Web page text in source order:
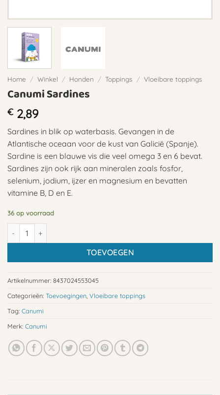
Home / Winkel / Honden / Toppings / Vloeibare toppings
Canumi Sardines
€2,89
Sardines in blik op waterbasis. Gevangen in de
Atlantische oceaan voor de kust van Galicië (Spanje).
Sardine is een blauwe vis die veel omega 3 en 6 bevat.
Sardines zijn ook rijk aan mineralen zoals fosfor,
selenium, jodium, ijzer en magnesium en bevatten
vitamine B, D en E.
36 op voorraad
Canumi Sardines aantal
TOEVOEGEN
Artikelnummer: 8437024553045
Categorieën: Toevoegingen Vloeibare toppings
Tag: Canumi
Merk: Canumi